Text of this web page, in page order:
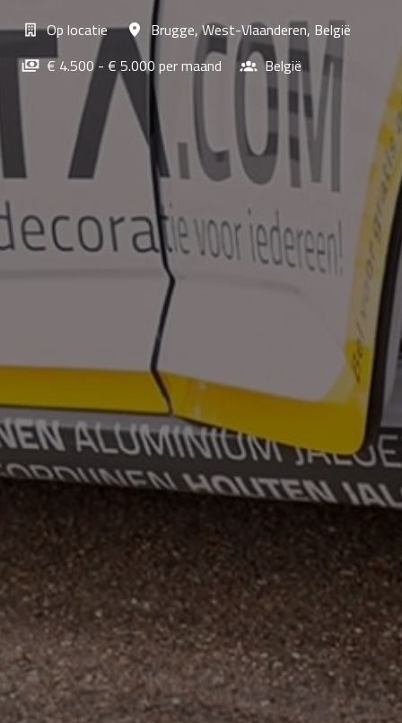
Op locatie Brugge, West-Vlaanderen, België
€ 4.500 - € 5.000 per maand
België